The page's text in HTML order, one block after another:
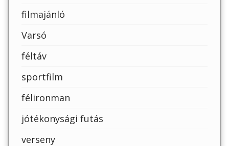
filmajánló
Varsó
féltáv
sportfilm
félironman
jótékonysági futás
verseny